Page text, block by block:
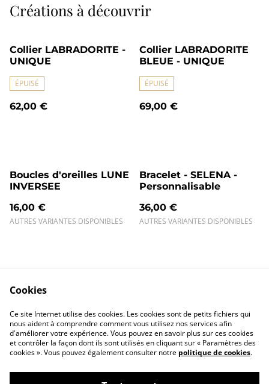
Créations à découvrir
Collier LABRADORITE -
UNIQUE
ÉPUISÉ
62,00 €
Collier LABRADORITE
BLEUE - UNIQUE
ÉPUISÉ
69,00 €
Boucles d'oreilles LUNE
INVERSEE
16,00 €
AUTRES VARIANTES DISPONIBLES
Bracelet - SELENA -
Personnalisable
36,00 €
AUTRES VARIANTES DISPONIBLES
Contact
Conditions
Politique de
confidentialité
Politique de
cookies
Cookies
Ce site Internet utilise des cookies. Les cookies sont de petits fichiers qui
nous aident à comprendre comment vous utilisez nos services afin
d'améliorer votre expérience. Vous pouvez en savoir plus sur ces cookies
et contrôler la façon dont ils sont utilisés en cliquant sur « Paramètres des
cookies ». Vous pouvez également consulter notre politique de cookies.